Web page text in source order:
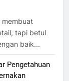
tapi betul
baik...
Pengetahuan